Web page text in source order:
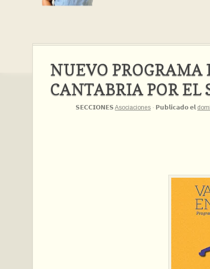
NUEVO PROGRAMA
CANTABRIA POR EL
𝗦𝗘𝗖𝗖𝗜𝗢𝗡𝗘𝗦Asociaciones · 𝗣𝘂𝗯𝗹𝗶𝗰𝗮𝗱𝗼 𝗲𝗹